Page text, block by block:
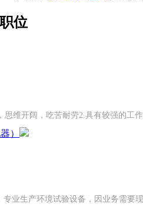
位
思维开阔，吃苦耐劳2.具有较强的工
）
业生产环境试验设备，因业务需要